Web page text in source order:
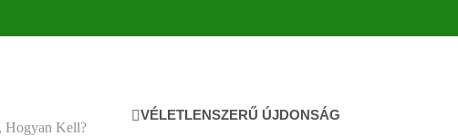
Kell?
VÉLETLENSZERŰ ÚJDONSÁG